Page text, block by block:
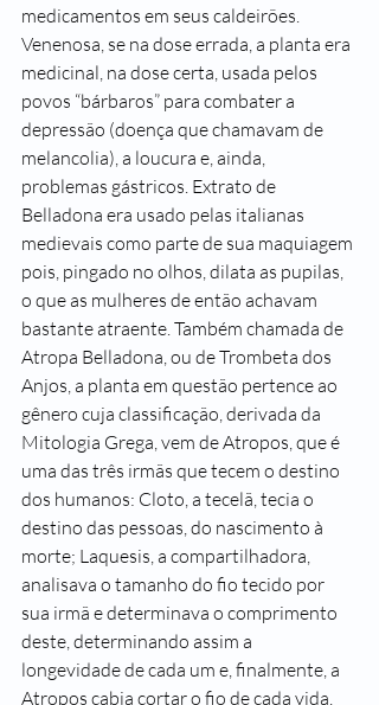
medicamentos em seus caldeirões.
Venenosa, se na dose errada, a planta era
medicinal, na dose certa, usada pelos
povos “bárbaros” para combater a
depressão (doença que chamavam de
melancolia), a loucura e, ainda,
problemas gástricos. Extrato de
Belladona era usado pelas italianas
medievais como parte de sua maquiagem
pois, pingado no olhos, dilata as pupilas,
o que as mulheres de então achavam
bastante atraente. Também chamada de
Atropa Belladona, ou de Trombeta dos
Anjos, a planta em questão pertence ao
gênero cuja classificação, derivada da
Mitologia Grega, vem de Atropos, que é
uma das três irmãs que tecem o destino
dos humanos: Cloto, a tecelã, tecia o
destino das pessoas, do nascimento à
morte; Laquesis, a compartilhadora,
analisava o tamanho do fio tecido por
sua irmã e determinava o comprimento
deste, determinando assim a
longevidade de cada um e, finalmente, a
Atropos cabia cortar o fio de cada vida,